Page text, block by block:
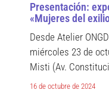
Presentación:
«Mujeres del
Desde Atelier
miércoles 23 de
Misti (Av.
16 de octubre de 2024